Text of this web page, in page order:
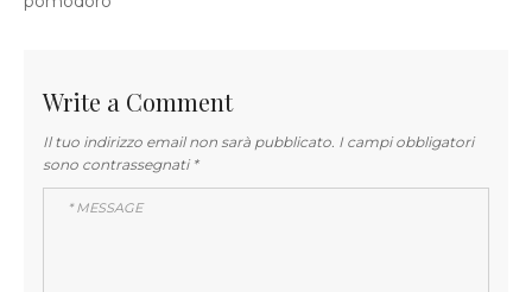
Write a Comment
Il tuo indirizzo email non sarà pubblicato. I campi obbligatori
sono contrassegnati *